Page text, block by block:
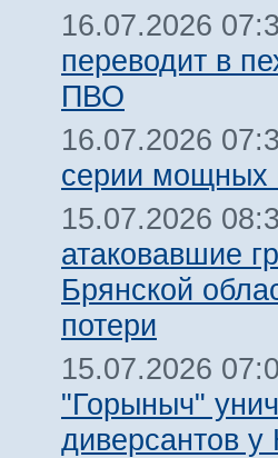
16.07.2026
переводит в
ПВО
16.07.2026
серии мощных
15.07.2026
атаковавшие
Брянской
потери
15.07.2026
"Горыныч"
диверсантов у